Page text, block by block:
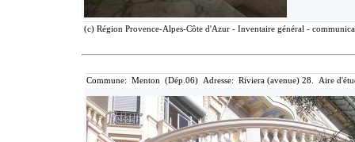
(c) Région Provence-Alpes-Côte d'Azur - Inventaire général -
Commune: Menton (Dép.06) Adresse: Riviera (avenue) 28. Aire